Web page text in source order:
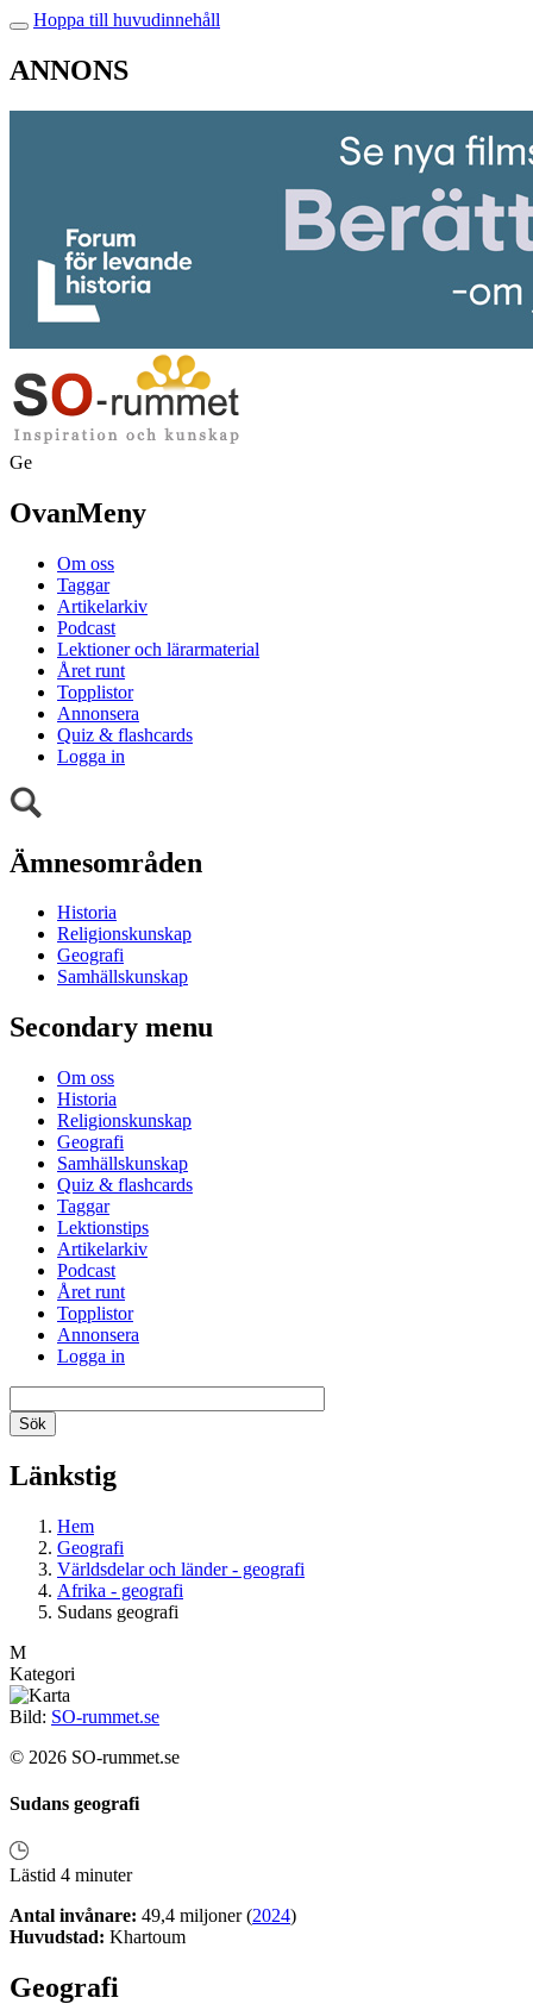
Hoppa till huvudinnehåll
ANNONS
Ge
OvanMeny
Om oss
Taggar
Artikelarkiv
Podcast
Lektioner och lärarmaterial
Året runt
Topplistor
Annonsera
Quiz & flashcards
Logga in
Ämnesområden
Historia
Religionskunskap
Geografi
Samhällskunskap
Secondary menu
Om oss
Historia
Religionskunskap
Geografi
Samhällskunskap
Quiz & flashcards
Taggar
Lektionstips
Artikelarkiv
Podcast
Året runt
Topplistor
Annonsera
Logga in
Länkstig
Hem
Geografi
Världsdelar och länder - geografi
Afrika - geografi
Sudans geografi
M
Kategori
Bild: SO-rummet.se
© 2026 SO-rummet.se
Sudans geografi
Lästid 4 minuter
Antal invånare: 49,4 miljoner (2024)
Huvudstad: Khartoum
Geografi